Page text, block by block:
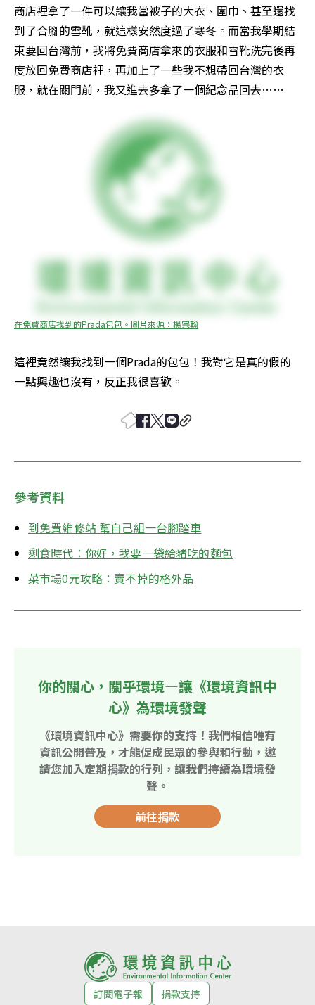
商店裡拿了一件可以讓我當被子的大衣、圍巾、甚至還找
到了合腳的雪靴，就這樣安然度過了寒冬。而當我學期結
束要回台灣前，我將免費商店拿來的衣服和雪靴洗完後再
度放回免費商店裡，再加上了一些我不想帶回台灣的衣
服，就在關門前，我又進去多拿了一個紀念品回去……
在免費商店找到的Prada包包。圖片來源：楊宗翰
這裡竟然讓我找到一個Prada的包包！我對它是真的假的
一點興趣也沒有，反正我很喜歡。
參考資料
到免費維修站 幫自己組一台腳踏車
剩食時代：你好，我要一袋給豬吃的麵包
菜市場0元攻略：賣不掉的格外品
你的關心，關乎環境—讓《環境資訊中
心》為環境發聲
《環境資訊中心》需要你的支持！我們相信唯有
資訊公開普及，才能促成民眾的參與和行動，邀
請您加入定期捐款的行列，讓我們持續為環境發
聲。
前往捐款
訂閱電子報 捐款支持